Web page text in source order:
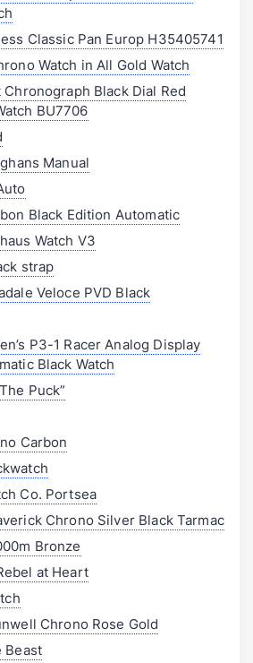
Classic Pan Europ H35405741
Watch in All Gold Watch
Black Dial Red
BU7706
Manual
Black Edition Automatic
Watch V3
strap
Veloce PVD Black
P3-1 Racer Analog Display
Black Watch
Puck”
Carbon
Co. Portsea
Chrono Silver Black Tarmac
Bronze
at Heart
Chrono Rose Gold
Beast